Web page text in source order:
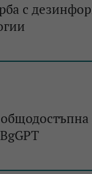
с